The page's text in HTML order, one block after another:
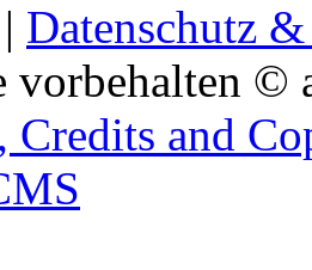
| Datenschutz
vorbehalten ©
and